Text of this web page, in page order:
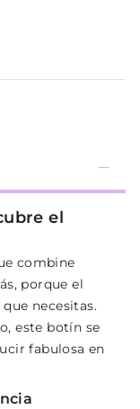
el
combine
porque el
necesitas.
este botín se
fabulosa en